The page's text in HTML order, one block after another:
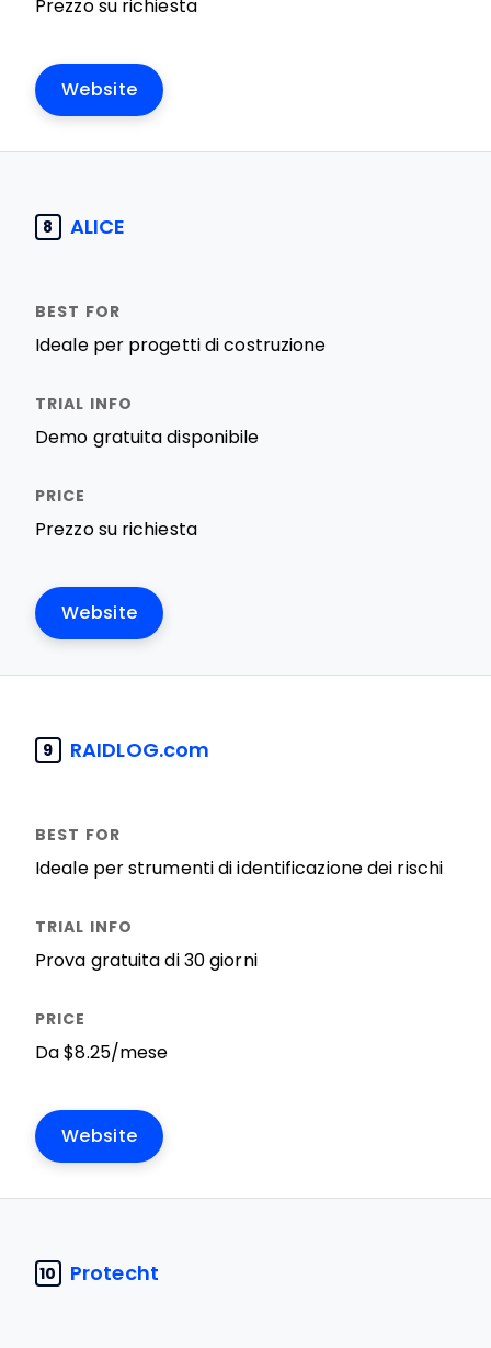
Prezzo su richiesta
Website
8 ALICE
Ideale per progetti di costruzione
Demo gratuita disponibile
Prezzo su richiesta
Website
9 RAIDLOG.com
Ideale per strumenti di identificazione dei rischi
Prova gratuita di 30 giorni
Da $8.25/mese
Website
10 Protecht